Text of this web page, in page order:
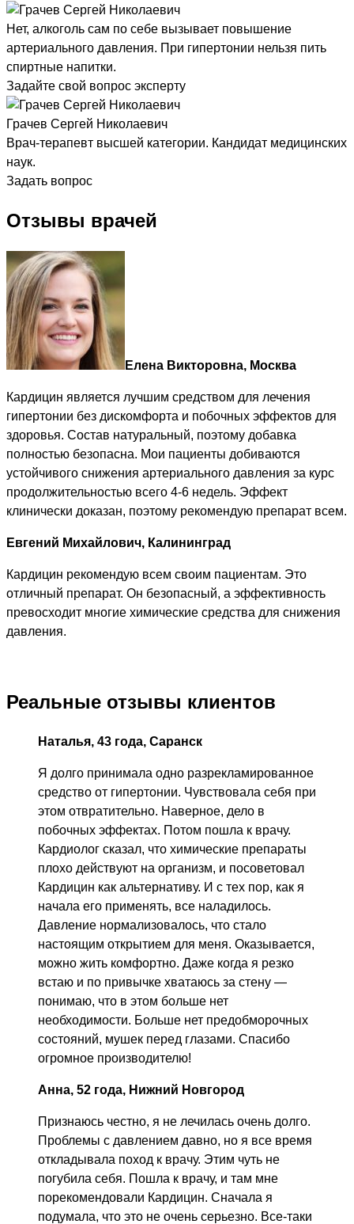
Нет, алкоголь сам по себе вызывает повышение
артериального давления. При гипертонии нельзя пить
спиртные напитки.
Задайте свой вопрос эксперту
Грачев Сергей Николаевич
Врач-терапевт высшей категории. Кандидат медицинских
наук.
Задать вопрос
Отзывы врачей
Елена Викторовна, Москва
Кардицин является лучшим средством для лечения
гипертонии без дискомфорта и побочных эффектов для
здоровья. Состав натуральный, поэтому добавка
полностью безопасна. Мои пациенты добиваются
устойчивого снижения артериального давления за курс
продолжительностью всего 4-6 недель. Эффект
клинически доказан, поэтому рекомендую препарат всем.
Евгений Михайлович, Калининград
Кардицин рекомендую всем своим пациентам. Это
отличный препарат. Он безопасный, а эффективность
превосходит многие химические средства для снижения
давления.
Реальные отзывы клиентов
Наталья, 43 года, Саранск
Я долго принимала одно разрекламированное
средство от гипертонии. Чувствовала себя при
этом отвратительно. Наверное, дело в
побочных эффектах. Потом пошла к врачу.
Кардиолог сказал, что химические препараты
плохо действуют на организм, и посоветовал
Кардицин как альтернативу. И с тех пор, как я
начала его применять, все наладилось.
Давление нормализовалось, что стало
настоящим открытием для меня. Оказывается,
можно жить комфортно. Даже когда я резко
встаю и по привычке хватаюсь за стену —
понимаю, что в этом больше нет
необходимости. Больше нет предобморочных
состояний, мушек перед глазами. Спасибо
огромное производителю!
Анна, 52 года, Нижний Новгород
Признаюсь честно, я не лечилась очень долго.
Проблемы с давлением давно, но я все время
откладывала поход к врачу. Этим чуть не
погубила себя. Пошла к врачу, и там мне
порекомендовали Кардицин. Сначала я
подумала, что это не очень серьезно. Все-таки